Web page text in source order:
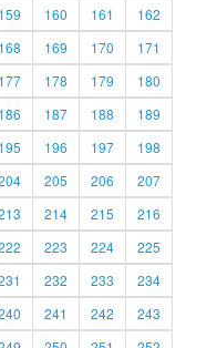
159 160 161
162
168 169 170
171
177 178 179
180
186 187 188
189
195 196 197
198
205 206
207
214 215
216
223 224
225
232 233
234
241 242
243